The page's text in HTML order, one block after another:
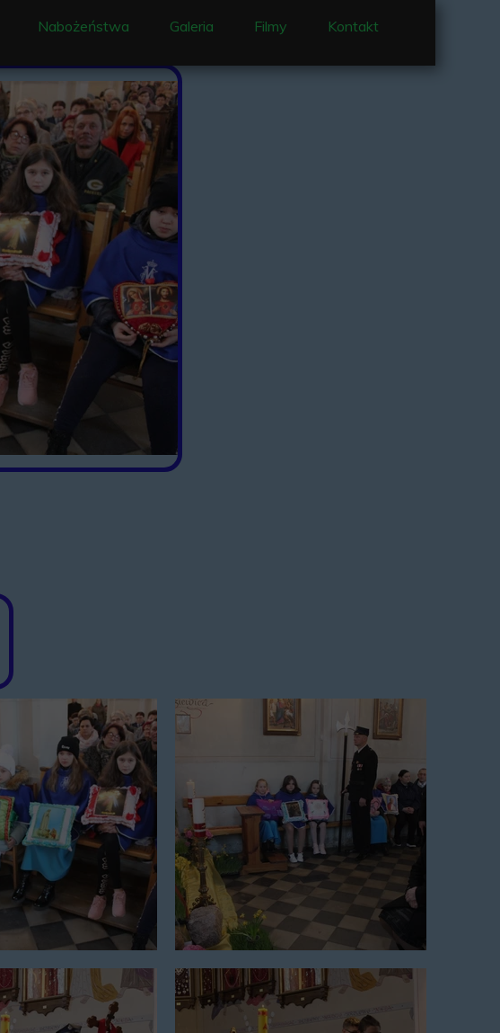
pracujący w parafii
parafii i wsi Ocieka
w Ociece
obrazu Matki Bożej Ocieckiej
Ochronki w Ociece
kapliczki
prałata Marka Pawełka
Nabożeństwa
Liturgia i nabożeństwa
Intencje Nowennowe
Sakramenty
Rekolekcje
Galeria Filmy Kontakt